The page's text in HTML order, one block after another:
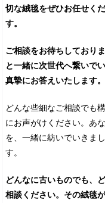
切な絨毯をぜひお任せく
す。
ご相談をお待ちしており
と一緒に次世代へ繋いで
真摯にお答えいたします。
どんな些細なご相談でも
にお声がけください。あ
を、一緒に紡いでいきま
す。
どんなに古いものでも、
相談ください。その絨毯